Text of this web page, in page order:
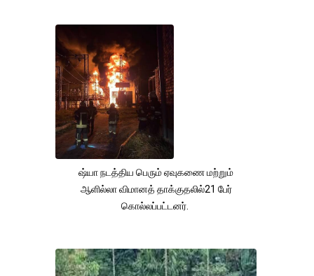
ஷ்யா நடத்திய பெரும் ஏவுகணை மற்றும்
ஆளில்லா விமானத் தாக்குதலில்21 பேர்
கொல்லப்பட்டனர்.